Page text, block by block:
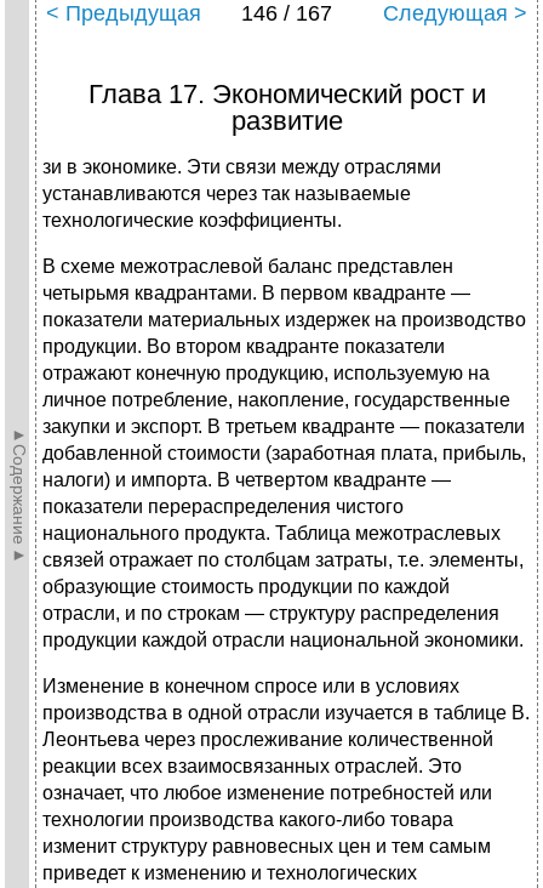
►Содержание►
< Предыдущая 146 / 167 Следующая >
Глава 17. Экономический рост и
развитие
зи в экономике. Эти связи между отраслями
устанавливаются через так называемые
технологические коэффициенты.
В схеме межотраслевой баланс представлен
четырьмя квадрантами. В первом квадранте —
показатели материальных издержек на производство
продукции. Во втором квадранте показатели
отражают конечную продукцию, используемую на
личное потребление, накопление, государственные
закупки и экспорт. В третьем квадранте — показатели
добавленной стоимости (заработная плата, прибыль,
налоги) и импорта. В четвертом квадранте —
показатели перераспределения чистого
национального продукта. Таблица межотраслевых
связей отражает по столбцам затраты, т.е. элементы,
образующие стоимость продукции по каждой
отрасли, и по строкам — структуру распределения
продукции каждой отрасли национальной экономики.
Изменение в конечном спросе или в условиях
производства в одной отрасли изучается в таблице В.
Леонтьева через прослеживание количественной
реакции всех взаимосвязанных отраслей. Это
означает, что любое изменение потребностей или
технологии производства какого-либо товара
изменит структуру равновесных цен и тем самым
приведет к изменению и технологических